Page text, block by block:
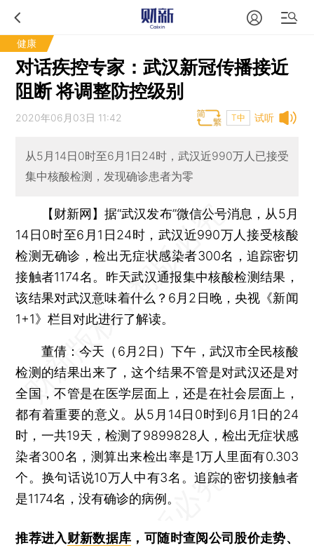
健康
对话疾控专家：武汉新冠传播接近
阻断 将调整防控级别
试听
2020年06月03日 11:42 T中
从5月14日0时至6月1日24时，武汉近990万人已接受
集中核酸检测，发现确诊患者为零
【财新网】据“武汉发布”微信公号消息，从5月
14日0时至6月1日24时，武汉近990万人接受核酸
检测无确诊，检出无症状感染者300名，追踪密切
接触者1174名。昨天武汉通报集中核酸检测结果，
该结果对武汉意味着什么？6月2日晚，央视《新闻
1+1》栏目对此进行了解读。
董倩：今天（6月2日）下午，武汉市全民核酸
检测的结果出来了，这个结果不管是对武汉还是对
全国，不管是在医学层面上，还是在社会层面上，
都有着重要的意义。从5月14日0时到6月1日的24
时，一共19天，检测了9899828人，检出无症状感
染者300名，测算出来检出率是1万人里面有0.303
个。换句话说10万人中有3名。追踪的密切接触者
是1174名，没有确诊的病例。
推荐进入财新数据库 ，可随时查阅公司股价走势、